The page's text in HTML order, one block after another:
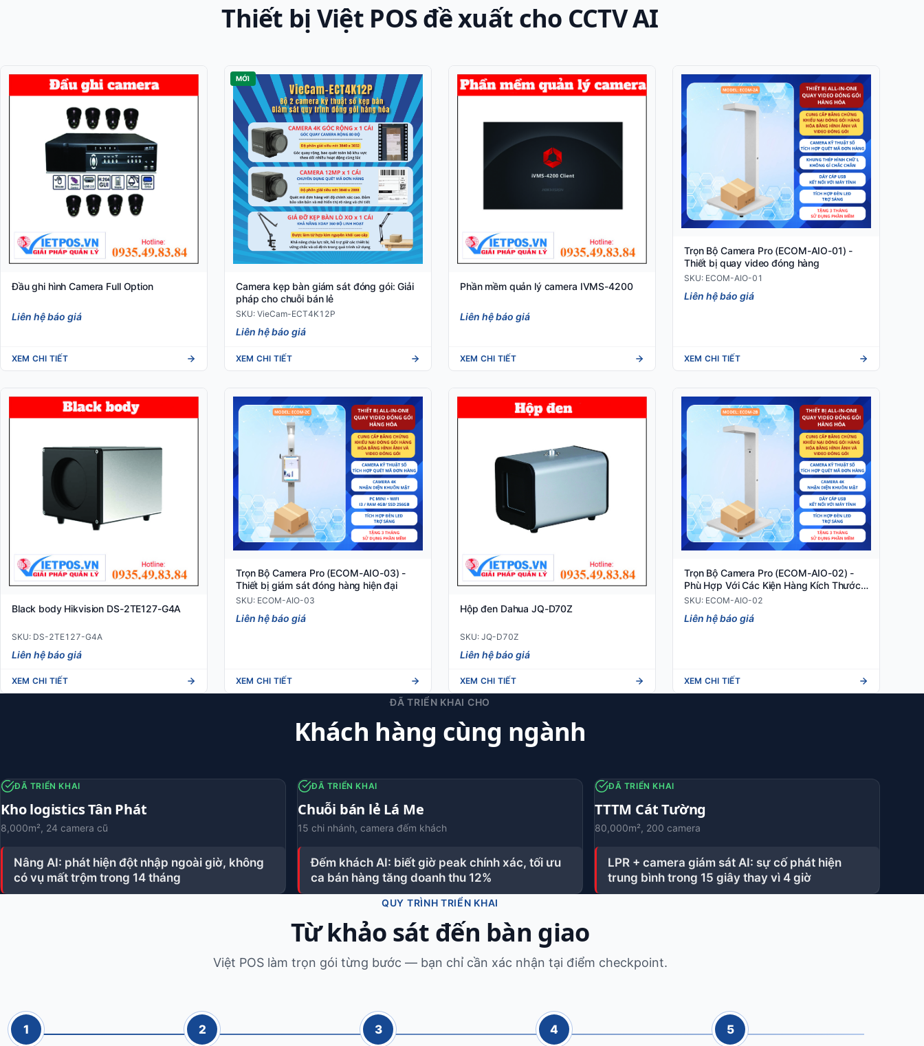
Thiết bị Việt POS đề xuất cho CCTV AI
Đầu ghi hình Camera Full Option
Liên hệ báo giá
XEM CHI TIẾT
MỚI
Camera kẹp bàn giám sát đóng gói: Giải
pháp cho chuỗi bán lẻ
SKU: VieCam-ECT4K12P
Liên hệ báo giá
XEM CHI TIẾT
Phần mềm quản lý camera IVMS-4200
Liên hệ báo giá
XEM CHI TIẾT
Trọn Bộ Camera Pro (ECOM-AIO-01) -
Thiết bị quay video đóng hàng
SKU: ECOM-AIO-01
Liên hệ báo giá
XEM CHI TIẾT
Black body Hikvision DS-2TE127-G4A
SKU: DS-2TE127-G4A
Liên hệ báo giá
XEM CHI TIẾT
Trọn Bộ Camera Pro (ECOM-AIO-03) -
Thiết bị giám sát đóng hàng hiện đại
SKU: ECOM-AIO-03
Liên hệ báo giá
XEM CHI TIẾT
Hộp đen Dahua JQ-D70Z
SKU: JQ-D70Z
Liên hệ báo giá
XEM CHI TIẾT
Trọn Bộ Camera Pro (ECOM-AIO-02) -
Phù Hợp Với Các Kiện Hàng Kích Thước
Nhỏ Và Vừa
SKU: ECOM-AIO-02
Liên hệ báo giá
XEM CHI TIẾT
ĐÃ TRIỂN KHAI CHO
Khách hàng cùng ngành
ĐÃ TRIỂN KHAI
Kho logistics Tân Phát
8,000m², 24 camera cũ
Nâng AI: phát hiện đột nhập ngoài giờ, không
có vụ mất trộm trong 14 tháng
ĐÃ TRIỂN KHAI
Chuỗi bán lẻ Lá Me
15 chi nhánh, camera đếm khách
Đếm khách AI: biết giờ peak chính xác, tối ưu
ca bán hàng tăng doanh thu 12%
ĐÃ TRIỂN KHAI
TTTM Cát Tường
80,000m², 200 camera
LPR + camera giám sát AI: sự cố phát hiện
trung bình trong 15 giây thay vì 4 giờ
QUY TRÌNH TRIỂN KHAI
Từ khảo sát đến bàn giao
Việt POS làm trọn gói từng bước — bạn chỉ cần xác nhận tại điểm checkpoint.
1 2 3 4 5